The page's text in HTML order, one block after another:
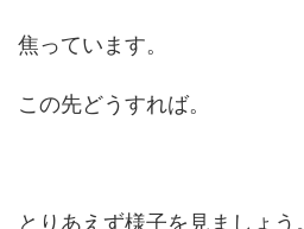
焦っています。
この先どうすれば。
とりあえず様子を見ましょう。